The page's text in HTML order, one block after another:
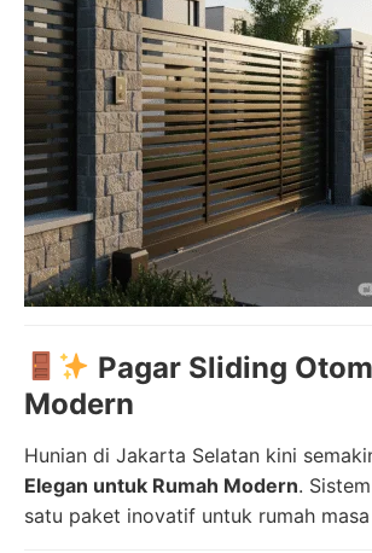
Pagar Sliding
Modern
Hunian di Jakarta Selatan kini
Elegan untuk Rumah Modern.
satu paket inovatif untuk rumah